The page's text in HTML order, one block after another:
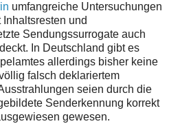
umfangreiche Untersuchungen
und
Sendungssurrogate auch
In Deutschland gibt es
allerdings bisher keine
falsch deklariertem
seien durch die
Senderkennung korrekt
gewesen.